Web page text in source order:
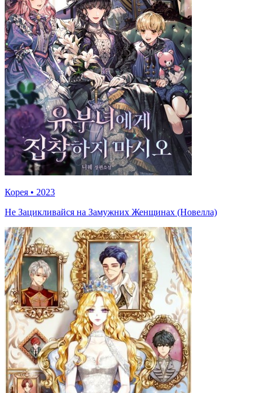
Корея • 2023
Не Зацикливайся на Замужних Женщинах (Новелла)